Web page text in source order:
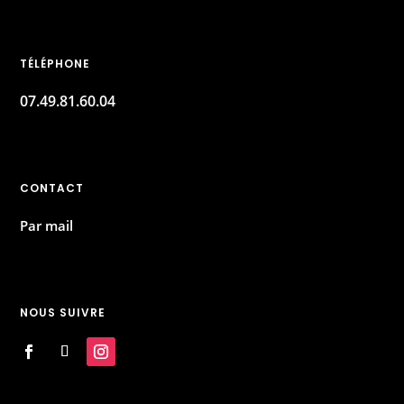
TÉLÉPHONE
07.49.81.60.04
CONTACT
Par mail
NOUS SUIVRE